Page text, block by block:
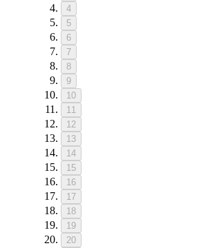
4
5
6
7
8
9
10
11
12
13
14
15
16
17
18
19
20